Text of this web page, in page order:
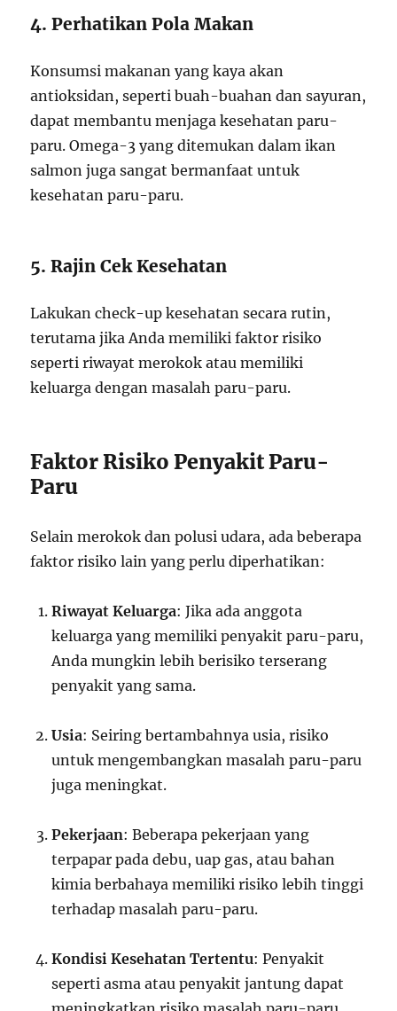
4. Perhatikan Pola Makan
Konsumsi makanan yang kaya akan
antioksidan, seperti buah-buahan dan sayuran,
dapat membantu menjaga kesehatan paru-
paru. Omega-3 yang ditemukan dalam ikan
salmon juga sangat bermanfaat untuk
kesehatan paru-paru.
5. Rajin Cek Kesehatan
Lakukan check-up kesehatan secara rutin,
terutama jika Anda memiliki faktor risiko
seperti riwayat merokok atau memiliki
keluarga dengan masalah paru-paru.
Faktor Risiko Penyakit Paru-
Paru
Selain merokok dan polusi udara, ada beberapa
faktor risiko lain yang perlu diperhatikan:
Riwayat Keluarga: Jika ada anggota
keluarga yang memiliki penyakit paru-paru,
Anda mungkin lebih berisiko terserang
penyakit yang sama.
Usia: Seiring bertambahnya usia, risiko
untuk mengembangkan masalah paru-paru
juga meningkat.
Pekerjaan: Beberapa pekerjaan yang
terpapar pada debu, uap gas, atau bahan
kimia berbahaya memiliki risiko lebih tinggi
terhadap masalah paru-paru.
Kondisi Kesehatan Tertentu: Penyakit
seperti asma atau penyakit jantung dapat